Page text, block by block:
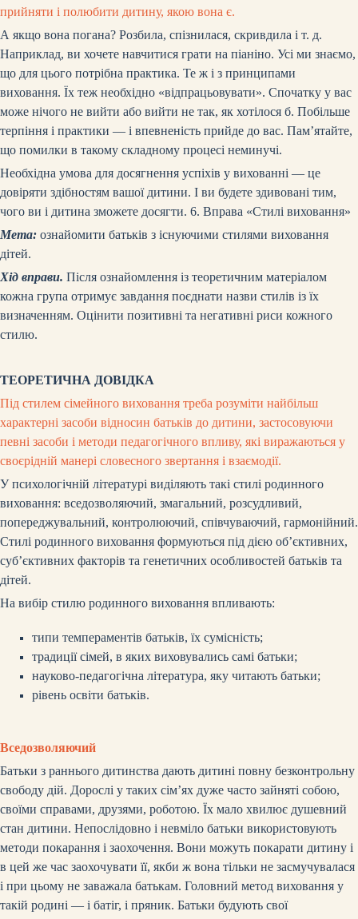
прийняти і полюбити дитину, якою вона є.
А якщо вона погана? Розбила, спізнилася, скривдила і т. д.
Наприклад, ви хочете навчитися грати на піаніно. Усі ми знаємо,
що для цього потрібна практика. Те ж і з принципами
виховання. Їх теж необхідно «відпрацьовувати». Спочатку у вас
може нічого не вийти або вийти не так, як хотілося б. Побільше
терпіння і практики — і впевненість прийде до вас. Пам’ятайте,
що помилки в такому складному процесі неминучі.
Необхідна умова для досягнення успіхів у вихованні — це
довіряти здібностям вашої дитини. І ви будете здивовані тим,
чого ви і дитина зможете досягти. 6. Вправа «Стилі виховання»
Мета: ознайомити батьків з існуючими стилями виховання
дітей.
Хід вправи. Після ознайомлення із теоретичним матеріалом
кожна група отримує завдання поєднати назви стилів із їх
визначенням. Оцінити позитивні та негативні риси кожного
стилю.
ТЕОРЕТИЧНА ДОВІДКА
Під стилем сімейного виховання треба розуміти найбільш
характерні засоби відносин батьків до дитини, застосовуючи
певні засоби і методи педагогічного впливу, які виражаються у
своєрідній манері словесного звертання і взаємодії.
У психологічній літературі виділяють такі стилі родинного
виховання: вседозволяючий, змагальний, розсудливий,
попереджувальний, контролюючий, співчуваючий, гармонійний.
Стилі родинного виховання формуються під дією об’єктивних,
суб’єктивних факторів та генетичних особливостей батьків та
дітей.
На вибір стилю родинного виховання впливають:
типи темпераментів батьків, їх сумісність;
традиції сімей, в яких виховувались самі батьки;
науково-педагогічна література, яку читають батьки;
рівень освіти батьків.
Вседозволяючий
Батьки з раннього дитинства дають дитині повну безконтрольну
свободу дій. Дорослі у таких сім’ях дуже часто зайняті собою,
своїми справами, друзями, роботою. Їх мало хвилює душевний
стан дитини. Непослідовно і невміло батьки використовують
методи покарання і заохочення. Вони можуть покарати дитину і
в цей же час заохочувати її, якби ж вона тільки не засмучувалася
і при цьому не заважала батькам. Головний метод виховання у
такій родині — і батіг, і пряник. Батьки будують свої